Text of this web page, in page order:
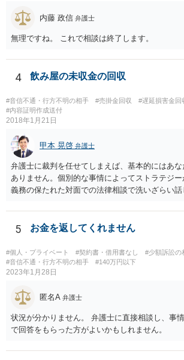
お伺いできればお伝えさせていただきますので、
内藤 政信 弁護士
無理ですね。 これで相談は終了します。
4 飲み屋の未収金の回収
#音信不通・行方不明の相手 #売掛金回収 #遅延損害金回
#内容証明作成送付
2018年1月21日
甲本 晃啓 弁護士
弁護士に裁判を任せてしまえば、基本的にはあ
ありません。個別的な事情によってストラテジ
義務の保たれた対面での法律相談で洗いざらい
5 お金を返してくれません
#個人・プライベート #契約書・借用書なし
#少額訴訟の
#音信不通・行方不明の相手
#140万円以下
2023年1月28日
匿名A 弁護士
状況が分かりません。 弁護士に直接相談し、事
で回答をもらった方がよいかもしれません。